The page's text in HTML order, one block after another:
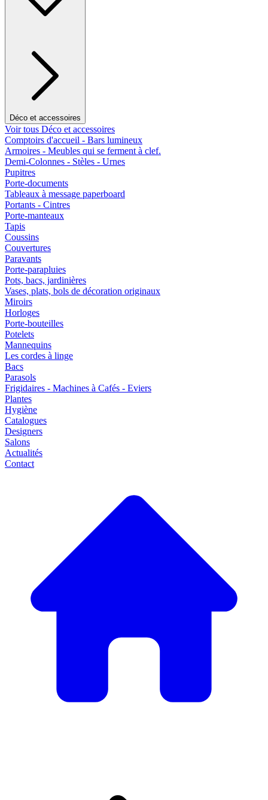
Déco et accessoires
Voir tous Déco et accessoires
Comptoirs d'accueil - Bars lumineux
Armoires - Meubles qui se ferment à clef.
Demi-Colonnes - Stèles - Urnes
Pupitres
Porte-documents
Tableaux à message paperboard
Portants - Cintres
Porte-manteaux
Tapis
Coussins
Couvertures
Paravants
Porte-parapluies
Pots, bacs, jardinières
Vases, plats, bols de décoration originaux
Miroirs
Horloges
Porte-bouteilles
Potelets
Mannequins
Les cordes à linge
Bacs
Parasols
Frigidaires - Machines à Cafés - Eviers
Plantes
Hygiène
Catalogues
Designers
Salons
Actualités
Contact